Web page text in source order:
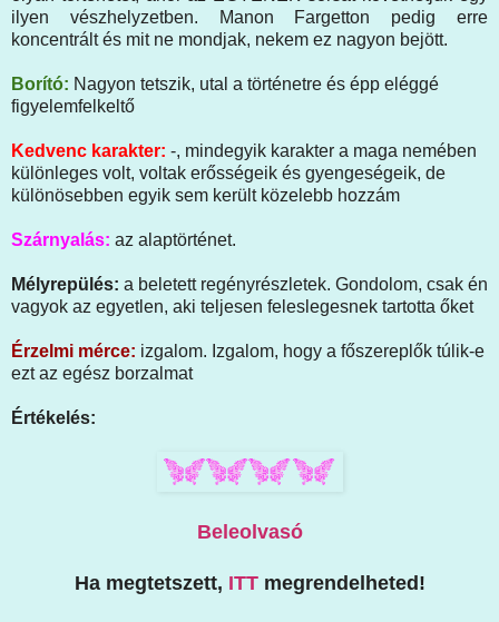
ilyen vészhelyzetben. Manon Fargetton pedig erre
koncentrált és mit ne mondjak, nekem ez nagyon bejött.
Borító: Nagyon tetszik, utal a történetre és épp eléggé
figyelemfelkeltő
Kedvenc karakter: -, mindegyik karakter a maga nemében
különleges volt, voltak erősségeik és gyengeségeik, de
különösebben egyik sem került közelebb hozzám
Szárnyalás: az alaptörténet.
Mélyrepülés: a beletett regényrészletek. Gondolom, csak én
vagyok az egyetlen, aki teljesen feleslegesnek tartotta őket
Érzelmi mérce: izgalom. Izgalom, hogy a főszereplők túlik-e
ezt az egész borzalmat
Értékelés:
Beleolvasó
Ha megtetszett, ITTmegrendelheted!